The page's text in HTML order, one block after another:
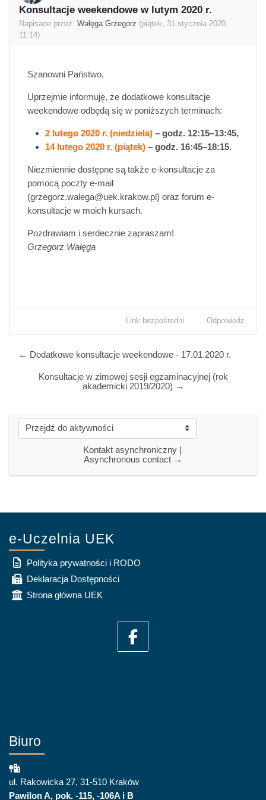
Konsultacje weekendowe w lutym 2020 r.
Napisane przez: Wałęga Grzegorz (piątek, 31 stycznia 2020,
11:14)
Liczba odpowiedzi: 0
Szanowni Państwo,
Uprzejmie informuję, że dodatkowe konsultacje
weekendowe odbędą się w poniższych terminach:
2 lutego 2020 r. (niedziela) – godz. 12:15–13:45,
14 lutego 2020 r. (piątek) – godz. 16:45–18:15.
Niezmiennie dostępne są także e-konsultacje za
pomocą poczty e-mail
(grzegorz.walega@uek.krakow.pl) oraz forum e-
konsultacje w moich kursach.
Pozdrawiam i serdecznie zapraszam!
Grzegorz Wałęga
Link bezpośredni Odpowiedz
← Dodatkowe konsultacje weekendowe - 17.01.2020 r.
Konsultacje w zimowej sesji egzaminacyjnej (rok
akademicki 2019/2020) →
Przejdź do aktywności
Kontakt asynchroniczny |
Asynchronous contact →
e-Uczelnia UEK
Polityka prywatności i RODO
Deklaracja Dostępności
Strona główna UEK
Biuro
ul. Rakowicka 27, 31-510 Kraków
Pawilon A, pok. -115, -106A i B